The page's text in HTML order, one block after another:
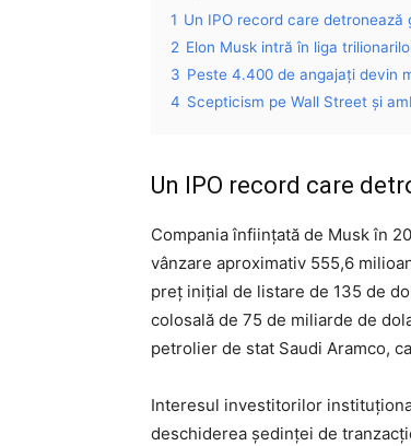
1 Un IPO record care detronează
2 Elon Musk intră în liga
3 Peste 4.400 de angajați devin
4 Scepticism pe Wall Street și
Un IPO record care
Compania înființată de Musk în
vânzare aproximativ 555,6
preț inițial de listare de 135 de
colosală de 75 de miliarde de
petrolier de stat Saudi Aramco,
Interesul investitorilor
deschiderea ședinței de